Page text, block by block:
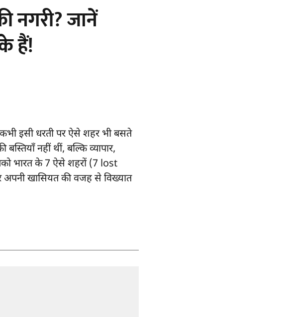
नगरी? जानें
हैं!
इसी धरती पर ऐसे शहर भी बसते
नहीं थीं, बल्कि व्यापार,
भारत के 7 ऐसे शहरों (7 lost
खासियत की वजह से विख्यात